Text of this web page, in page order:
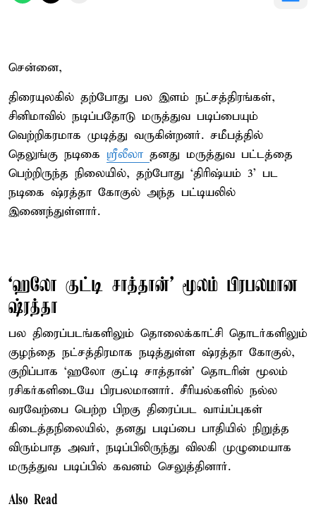
சென்னை,
திரையுலகில் தற்போது பல இளம் நட்சத்திரங்கள்,
சினிமாவில் நடிப்பதோடு மருத்துவ படிப்பையும்
வெற்றிகரமாக முடித்து வருகின்றனர். சமீபத்தில்
தெலுங்கு நடிகை ஸ்ரீலீலா தனது மருத்துவ பட்டத்தை
பெற்றிருந்த நிலையில், தற்போது ‘திரிஷ்யம் 3’ பட
நடிகை ஷ்ரத்தா கோகுல் அந்த பட்டியலில்
இணைந்துள்ளார்.
‘ஹலோ குட்டி சாத்தான்’ மூலம் பிரபலமான
ஷ்ரத்தா
பல திரைப்படங்களிலும் தொலைக்காட்சி தொடர்களிலும்
குழந்தை நட்சத்திரமாக நடித்துள்ள ஷ்ரத்தா கோகுல்,
குறிப்பாக ‘ஹலோ குட்டி சாத்தான்’ தொடரின் மூலம்
ரசிகர்களிடையே பிரபலமானார். சீரியல்களில் நல்ல
வரவேற்பை பெற்ற பிறகு திரைப்பட வாய்ப்புகள்
கிடைத்தநிலையில், தனது படிப்பை பாதியில் நிறுத்த
விரும்பாத அவர், நடிப்பிலிருந்து விலகி முழுமையாக
மருத்துவ படிப்பில் கவனம் செலுத்தினார்.
Also Read